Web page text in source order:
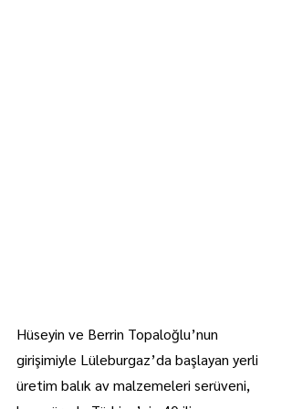
Hüseyin ve Berrin Topaloğlu’nun
girişimiyle Lüleburgaz’da başlayan yerli
üretim balık av malzemeleri serüveni,